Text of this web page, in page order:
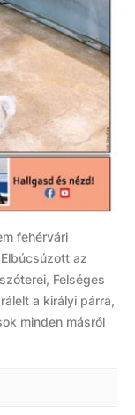
fehérvári
az
Felséges
a királyi párra,
minden másról